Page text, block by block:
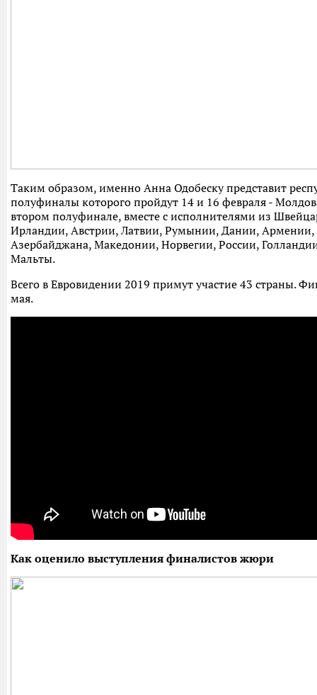
Таким образом, именно Анна Одобеску представит
полуфиналы которого пройдут 14 и 16 февраля -
втором полуфинале, вместе с исполнителями из
Ирландии, Австрии, Латвии, Румынии, Дании,
Азербайджана, Македонии, Норвегии, России,
Мальты.
Всего в Евровидении 2019 примут участие 43 страны.
мая.
Как оценило выступления финалистов жюри